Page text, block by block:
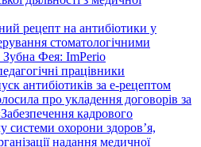
рецепт на антибіотики у
стоматологічними
Зубна Фея: ImPerio
працівники
антибіотиків за е-рецептом
про укладення договорів за
кадрового
системи охорони здоров’я,
надання медичної